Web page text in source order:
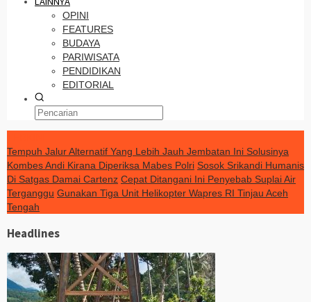
OPINI
FEATURES
BUDAYA
PARIWISATA
PENDIDIKAN
EDITORIAL
Tempuh Jalur Alternatif Yang Lebih Jauh Jembatan Ini Solusinya
Kombes Andi Kirana Diperiksa Mabes Polri Sosok Srikandi Humanis
Di Satgas Damai Cartenz Cepat Ditangani Ini Penyebab Suplai Air
Terganggu Gunakan Tiga Unit Helikopter Wapres RI Tinjau Aceh
Tengah
Headlines